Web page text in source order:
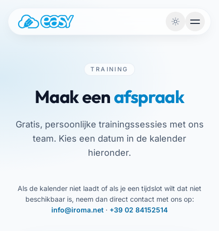
TRAINING
Maak eenafspraak
Gratis, persoonlijke trainingssessies met ons
team. Kies een datum in de kalender
hieronder.
Als de kalender niet laadt of als je een tijdslot wilt dat niet
beschikbaar is, neem dan direct contact met ons op:
info@iroma.net · +39 02 84152514